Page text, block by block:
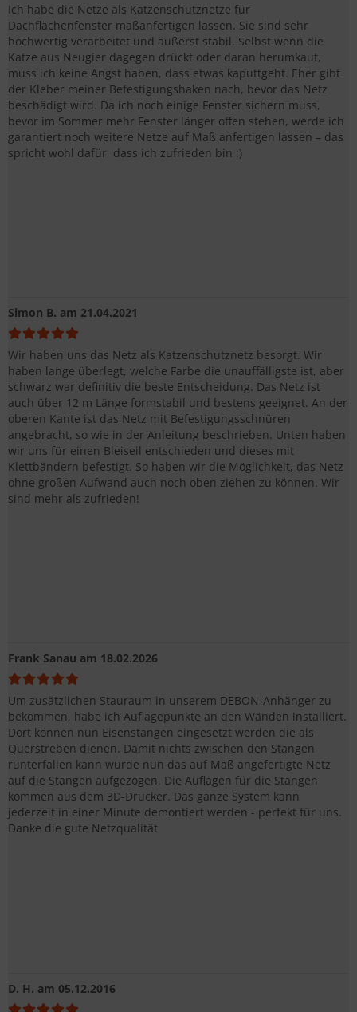
Ich habe die Netze als Katzenschutznetze für
Dachflächenfenster maßanfertigen lassen. Sie sind sehr
hochwertig verarbeitet und äußerst stabil. Selbst wenn die
Katze aus Neugier dagegen drückt oder daran herumkaut,
muss ich keine Angst haben, dass etwas kaputtgeht. Eher gibt
der Kleber meiner Befestigungshaken nach, bevor das Netz
beschädigt wird. Da ich noch einige Fenster sichern muss,
bevor im Sommer mehr Fenster länger offen stehen, werde ich
garantiert noch weitere Netze auf Maß anfertigen lassen – das
spricht wohl dafür, dass ich zufrieden bin :)
Simon B. am 21.04.2021
Wir haben uns das Netz als Katzenschutznetz besorgt. Wir
haben lange überlegt, welche Farbe die unauffälligste ist, aber
schwarz war definitiv die beste Entscheidung. Das Netz ist
auch über 12 m Länge formstabil und bestens geeignet. An der
oberen Kante ist das Netz mit Befestigungsschnüren
angebracht, so wie in der Anleitung beschrieben. Unten haben
wir uns für einen Bleiseil entschieden und dieses mit
Klettbändern befestigt. So haben wir die Möglichkeit, das Netz
ohne großen Aufwand auch noch oben ziehen zu können. Wir
sind mehr als zufrieden!
Frank Sanau am 18.02.2026
Um zusätzlichen Stauraum in unserem DEBON-Anhänger zu
bekommen, habe ich Auflagepunkte an den Wänden installiert.
Dort können nun Eisenstangen eingesetzt werden die als
Querstreben dienen. Damit nichts zwischen den Stangen
runterfallen kann wurde nun das auf Maß angefertigte Netz
auf die Stangen aufgezogen. Die Auflagen für die Stangen
kommen aus dem 3D-Drucker. Das ganze System kann
jederzeit in einer Minute demontiert werden - perfekt für uns.
Danke die gute Netzqualität
D. H. am 05.12.2016